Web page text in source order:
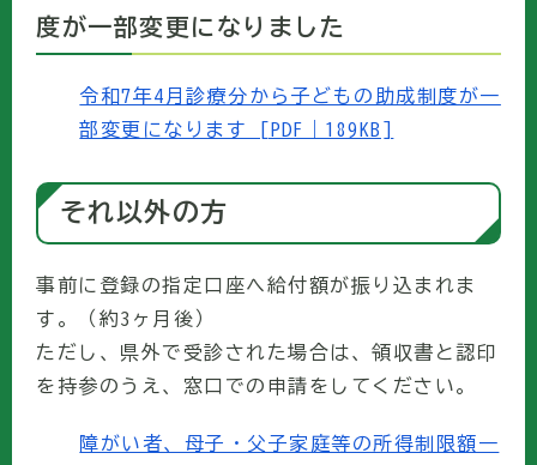
度が一部変更になりました
令和7年4月診療分から子どもの助成制度が一
部変更になります [PDF｜189KB]
それ以外の方
事前に登録の指定口座へ給付額が振り込まれま
す。（約3ヶ月後）
ただし、県外で受診された場合は、領収書と認印
を持参のうえ、窓口での申請をしてください。
障がい者、母子・父子家庭等の所得制限額一